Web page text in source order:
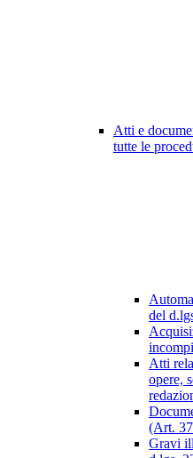
Atti e
tutte le
del
Atti
opere,
(Art.
Gravi